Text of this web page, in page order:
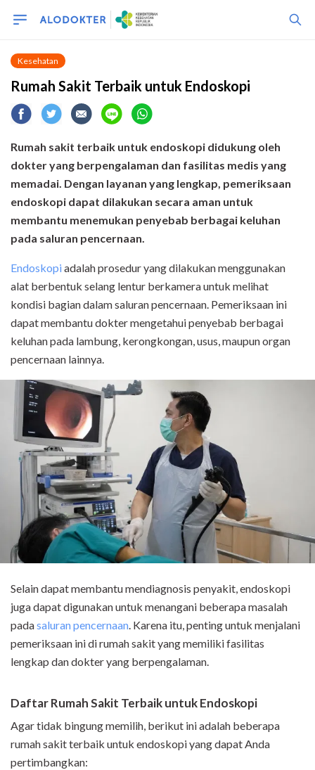
Kesehatan
Rumah Sakit Terbaik untuk Endoskopi
Rumah sakit terbaik untuk endoskopi didukung oleh
dokter yang berpengalaman dan fasilitas medis yang
memadai. Dengan layanan yang lengkap, pemeriksaan
endoskopi dapat dilakukan secara aman untuk
membantu menemukan penyebab berbagai keluhan
pada saluran pencernaan.
Endoskopiadalah prosedur yang dilakukan menggunakan
alat berbentuk selang lentur berkamera untuk melihat
kondisi bagian dalam saluran pencernaan. Pemeriksaan ini
dapat membantu dokter mengetahui penyebab berbagai
keluhan pada lambung, kerongkongan, usus, maupun organ
pencernaan lainnya.
Selain dapat membantu mendiagnosis penyakit, endoskopi
juga dapat digunakan untuk menangani beberapa masalah
padasaluran pencernaan. Karena itu, penting untuk menjalani
pemeriksaan ini di rumah sakit yang memiliki fasilitas
lengkap dan dokter yang berpengalaman.
Daftar Rumah Sakit Terbaik untuk Endoskopi
Agar tidak bingung memilih, berikut ini adalah beberapa
rumah sakit terbaik untuk endoskopi yang dapat Anda
pertimbangkan: